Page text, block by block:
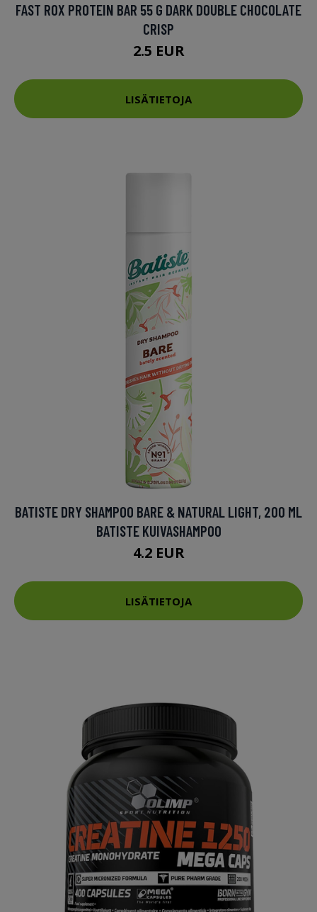
FAST ROX PROTEIN BAR 55 G DARK DOUBLE CHOCOLATE
CRISP
2.5 EUR
LISÄTIETOJA
BATISTE DRY SHAMPOO BARE & NATURAL LIGHT, 200 ML
BATISTE KUIVASHAMPOO
4.2 EUR
LISÄTIETOJA